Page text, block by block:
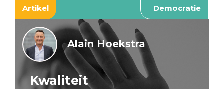
Artikel Democratie
Alain Hoekstra
Kwaliteit